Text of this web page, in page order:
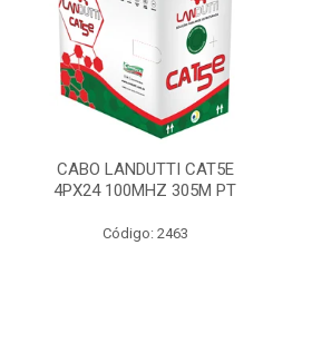
CABO LANDUTTI CAT5E
4PX24 100MHZ 305M PT
Código: 2463